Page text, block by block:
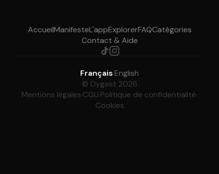
AccueilManifesteL'appExplorerFAQCatégories
Contact & Aide
Français·English
© Dygest 2026
Mentions légales·CGU·Politique de confidentialité·
Cookies